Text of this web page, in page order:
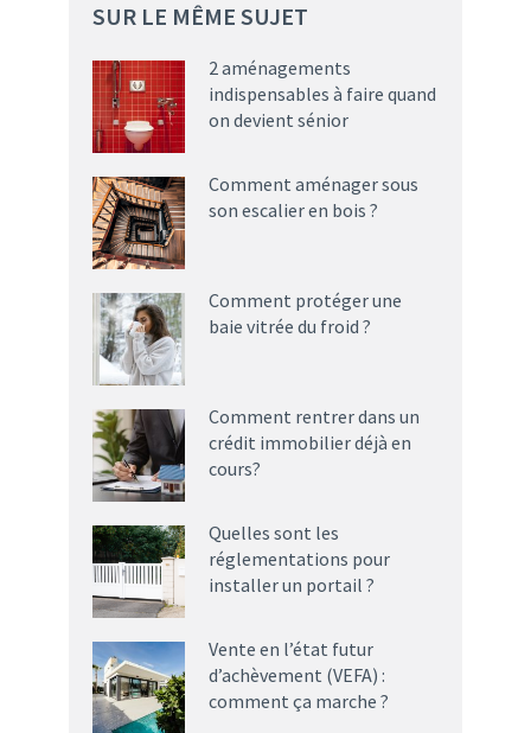
SUR LE MÊME SUJET
2 aménagements
indispensables à faire quand
on devient sénior
Comment aménager sous
son escalier en bois ?
Comment protéger une
baie vitrée du froid ?
Comment rentrer dans un
crédit immobilier déjà en
cours?
Quelles sont les
réglementations pour
installer un portail ?
Vente en l’état futur
d’achèvement (VEFA) :
comment ça marche ?